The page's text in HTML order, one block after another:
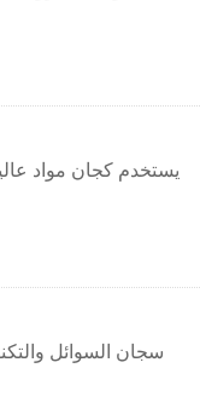
يستخدم كجان مواد
سجان السوائل